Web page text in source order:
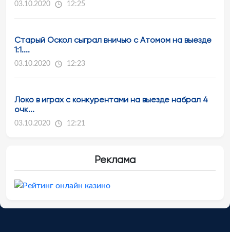
03.10.2020 12:25
Старый Оскол сыграл вничью с Атомом на выезде
1:1....
03.10.2020 12:23
Локо в играх с конкурентами на выезде набрал 4
очк...
03.10.2020 12:21
Реклама